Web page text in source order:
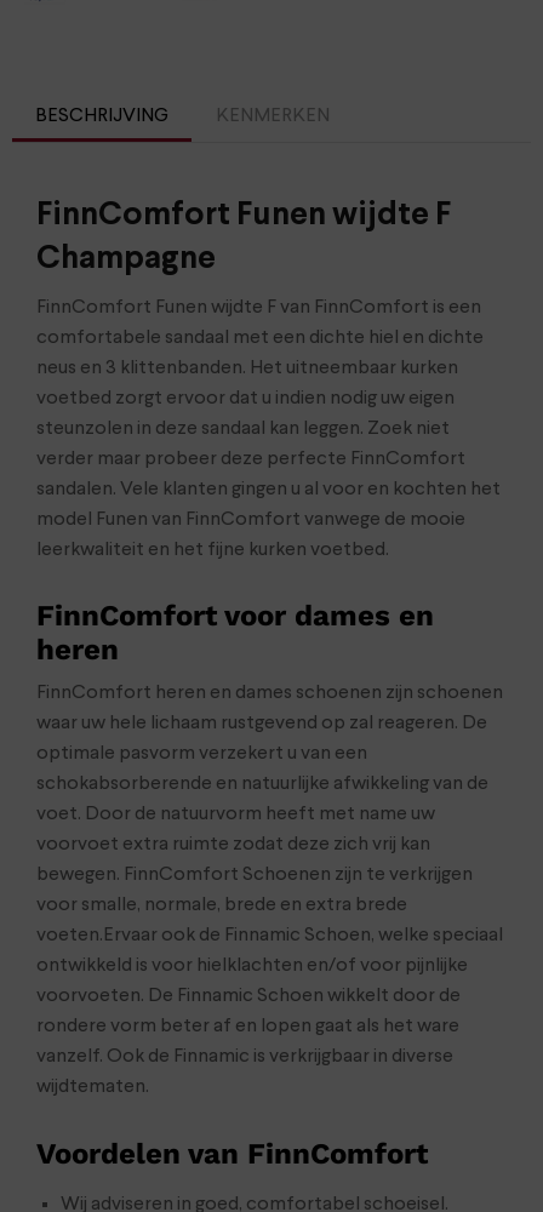
BESCHRIJVING KENMERKEN
FinnComfort Funen wijdte F
Champagne
FinnComfort Funen wijdte F van FinnComfort is een
comfortabele sandaal met een dichte hiel en dichte
neus en 3 klittenbanden. Het uitneembaar kurken
voetbed zorgt ervoor dat u indien nodig uw eigen
steunzolen in deze sandaal kan leggen. Zoek niet
verder maar probeer deze perfecte FinnComfort
sandalen. Vele klanten gingen u al voor en kochten het
model Funen van FinnComfort vanwege de mooie
leerkwaliteit en het fijne kurken voetbed.
FinnComfort voor dames en
heren
FinnComfort heren en dames schoenen zijn schoenen
waar uw hele lichaam rustgevend op zal reageren. De
optimale pasvorm verzekert u van een
schokabsorberende en natuurlijke afwikkeling van de
voet. Door de natuurvorm heeft met name uw
voorvoet extra ruimte zodat deze zich vrij kan
bewegen. FinnComfort Schoenen zijn te verkrijgen
voor smalle, normale, brede en extra brede
voeten.Ervaar ook de Finnamic Schoen, welke speciaal
ontwikkeld is voor hielklachten en/of voor pijnlijke
voorvoeten. De Finnamic Schoen wikkelt door de
rondere vorm beter af en lopen gaat als het ware
vanzelf. Ook de Finnamic is verkrijgbaar in diverse
wijdtematen.
Voordelen van FinnComfort
Wij adviseren in goed, comfortabel schoeisel.